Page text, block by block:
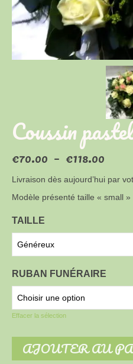
Coussin
€70.00 – €118.00
prix :
€70.00
à
Livraison dès aujourd’hui par
Modèle présenté taille « small »
TAILLE
RUBAN FUNÉRAIRE
Effacer la sélection
AJOUTER AU